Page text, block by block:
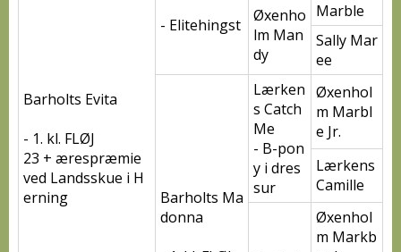
Barholts Evita
- 1. kl. FLØJ
23 + ærespræmie
ved Landsskue i H
erning
- Elitehingst
Øxenho
lm Man
dy
Marble
Sally Mar
ee
Barholts Ma
donna
Lærken
s Catch
Me
- B-pon
y i dres
sur
Øxenhol
m Marbl
e Jr.
Lærkens
Camille
Øxenhol
m Markb